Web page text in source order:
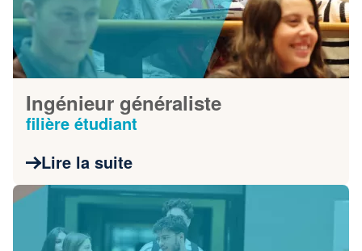
Ingénieur généraliste
filière étudiant
Lire la suite